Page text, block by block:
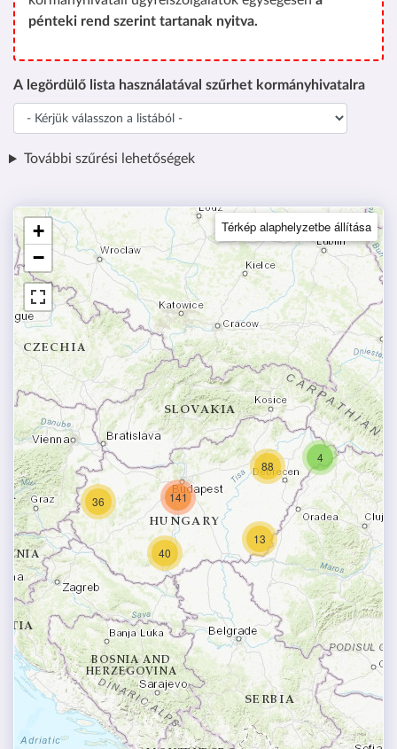
pénteki rend szerint tartanak nyitva.
A legördülő lista használatával szűrhet kormányhivatalra
További szűrési lehetőségek
4
40
13
36
88
141
+
−
Térkép alaphelyzetbe állítása